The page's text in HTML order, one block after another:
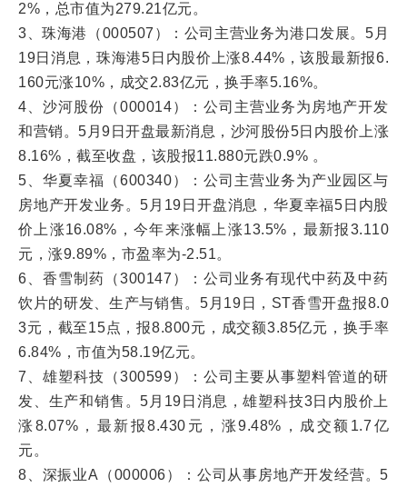
2%，总市值为279.21亿元。
3、珠海港（000507）：公司主营业务为港口发展。5月
19日消息，珠海港5日内股价上涨8.44%，该股最新报6.
160元涨10%，成交2.83亿元，换手率5.16%。
4、沙河股份（000014）：公司主营业务为房地产开发
和营销。5月9日开盘最新消息，沙河股份5日内股价上涨
8.16%，截至收盘，该股报11.880元跌0.9% 。
5、华夏幸福（600340）：公司主营业务为产业园区与
房地产开发业务。5月19日开盘消息，华夏幸福5日内股
价上涨16.08%，今年来涨幅上涨13.5%，最新报3.110
元，涨9.89%，市盈率为-2.51。
6、香雪制药（300147）：公司业务有现代中药及中药
饮片的研发、生产与销售。5月19日，ST香雪开盘报8.0
3元，截至15点，报8.800元，成交额3.85亿元，换手率
6.84%，市值为58.19亿元。
7、雄塑科技（300599）：公司主要从事塑料管道的研
发、生产和销售。5月19日消息，雄塑科技3日内股价上
涨8.07%，最新报8.430元，涨9.48%，成交额1.7亿
元。
8、深振业A（000006）：公司从事房地产开发经营。5